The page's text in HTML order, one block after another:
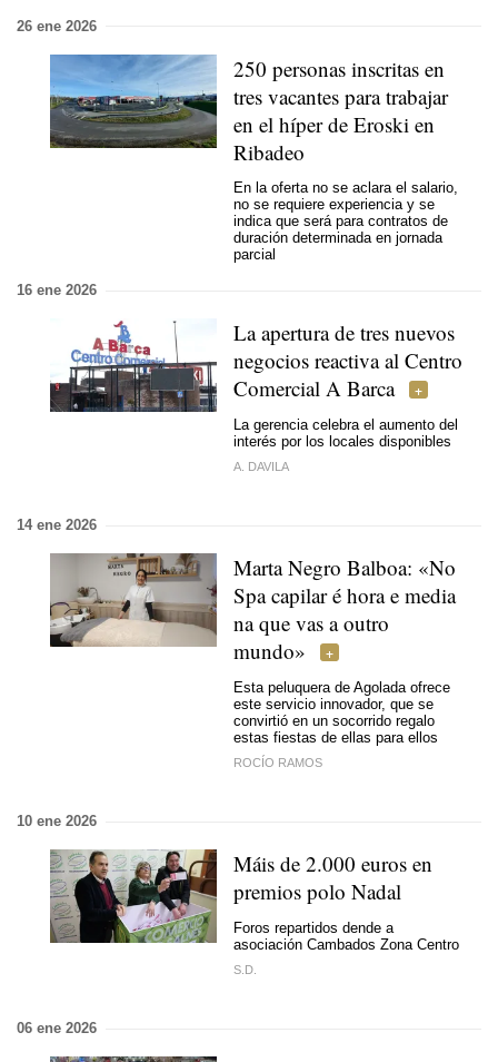
26 ene 2026
250 personas inscritas en
tres vacantes para trabajar
en el híper de Eroski en
Ribadeo
En la oferta no se aclara el salario,
no se requiere experiencia y se
indica que será para contratos de
duración determinada en jornada
parcial
16 ene 2026
La apertura de tres nuevos
negocios reactiva al Centro
Comercial A Barca
La gerencia celebra el aumento del
interés por los locales disponibles
A. DAVILA
14 ene 2026
Marta Negro Balboa: «No
Spa capilar é hora e media
na que vas a outro
mundo»
Esta peluquera de Agolada ofrece
este servicio innovador, que se
convirtió en un socorrido regalo
estas fiestas de ellas para ellos
ROCÍO RAMOS
10 ene 2026
Máis de 2.000 euros en
premios polo Nadal
Foros repartidos dende a
asociación Cambados Zona Centro
S.D.
06 ene 2026